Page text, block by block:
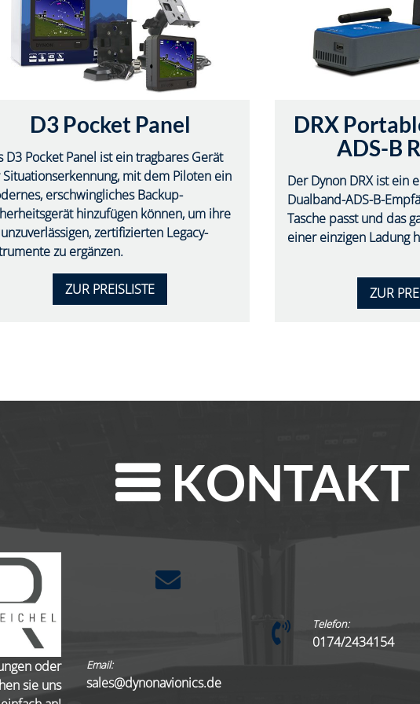
D3 Pocket Panel
D3 Pocket Panel ist ein tragbares Gerät
Situationserkennung, mit dem Piloten ein
erschwingliches Backup-
hinzufügen können, um ihre
zertifizierten Legacy-
zu ergänzen.
ZUR PREISLISTE
DRX
ADS-B
Der Dynon DRX ist ein
Dualband-ADS-B-
Tasche passt und das
einer einzigen Ladung
ZUR
KONTAKT
oder
sie uns
Email:
sales@dynonavionics.de
Telefon:
0174/2434154